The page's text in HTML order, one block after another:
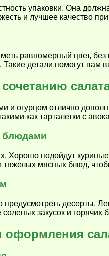
упаковки. Она
и лучшее качество
равномерный цвет,
Такие детали помогут
и огурцом отлично
как тарталетки с
блюдами
Хорошо подойдут
тяжелых мясных блюд,
десерты.
закусок и горячих
оформления